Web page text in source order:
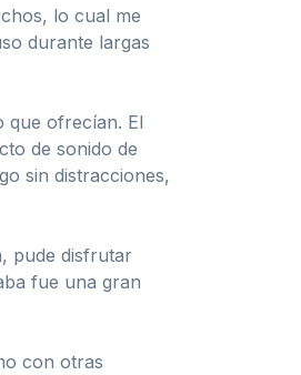
lo cual me
durante largas
que ofrecían. El
de sonido de
sin distracciones,
pude disfrutar
fue una gran
con otras